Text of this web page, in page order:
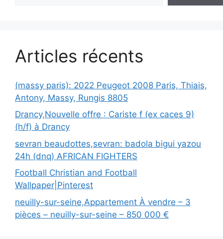
Articles récents
(massy paris): 2022 Peugeot 2008 Paris, Thiais,
Antony, Massy, Rungis 8805
Drancy,Nouvelle offre : Cariste f (ex caces 9)
(h/f) à Drancy
sevran beaudottes,sevran: badola bigui yazou
24h (dnq) AFRICAN FIGHTERS
Football Christian and Football
Wallpaper|Pinterest
neuilly-sur-seine,Appartement À vendre – 3
pièces – neuilly-sur-seine – 850 000 €